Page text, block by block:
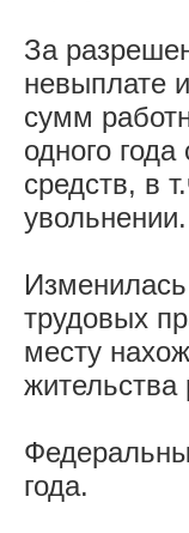
За
невыплате
сумм
одного
средств, в
увольнении.
трудовых
месту
жительства
года.